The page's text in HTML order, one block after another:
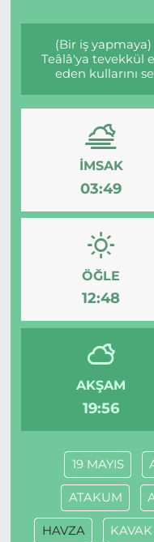
(Bir iş
Teâlâ'ya tevekkül
eden kullarını
İMSAK
03:49
ÖĞLE
12:48
AKŞAM
19:56
19 MAYIS
ATAKUM
HAVZA KAVAK